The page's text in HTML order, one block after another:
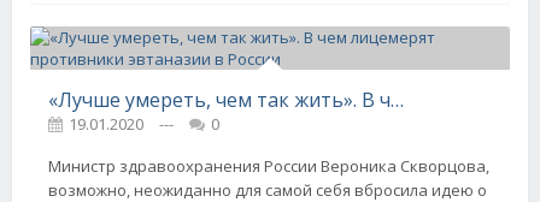
«Лучше умереть, чем так жить». В чем лицемерят противники эвтаназии в России
19.01.2020 ---
0
Министр здравоохранения России Вероника Скворцова,
возможно, неожиданно для самой себя вбросила идею о